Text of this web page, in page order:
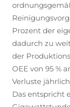
Prozent der
dadurch zu
der
OEE von 95 %
Verluste
Das entspricht